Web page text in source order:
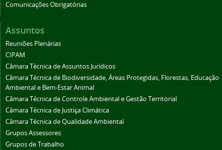
Comunicações Obrigatórias
Assuntos
Reuniões Plenárias
CIPAM
Câmara Técnica de Assuntos Jurídicos
Câmara Técnica de Biodiversidade, Áreas Protegidas, Florestas, Educação
Ambiental e Bem-Estar Animal
Câmara Técnica de Controle Ambiental e Gestão Territorial
Câmara Técnica de Justiça Climática
Câmara Técnica de Qualidade Ambiental
Grupos Assessores
Grupos de Trabalho